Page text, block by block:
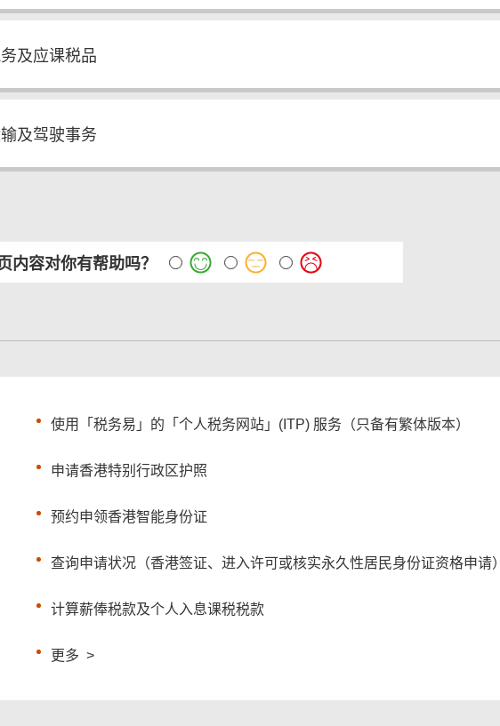
及应课税品
及驾驶事务
内容对你有帮助吗？
使用「税务易」的「个人税务网站」(ITP) 服务（只备有繁体版本）
申请香港特别行政区护照
预约申领香港智能身份证
查询申请状况（香港签证、进入许可或核实永久性居民身份证资格申请）
计算薪俸税款及个人入息课税税款
更多 >